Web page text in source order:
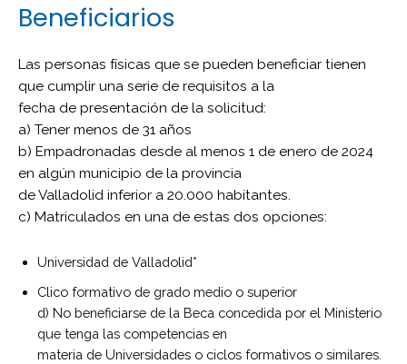
Beneficiarios
Las personas físicas que se pueden beneficiar tienen
que cumplir una serie de requisitos a la
fecha de presentación de la solicitud:
a) Tener menos de 31 años
b) Empadronadas desde al menos 1 de enero de 2024
en algún municipio de la provincia
de Valladolid inferior a 20.000 habitantes.
c) Matriculados en una de estas dos opciones:
Universidad de Valladolid*
Clico formativo de grado medio o superior
d) No beneficiarse de la Beca concedida por el Ministerio
que tenga las competencias en
materia de Universidades o ciclos formativos o similares.